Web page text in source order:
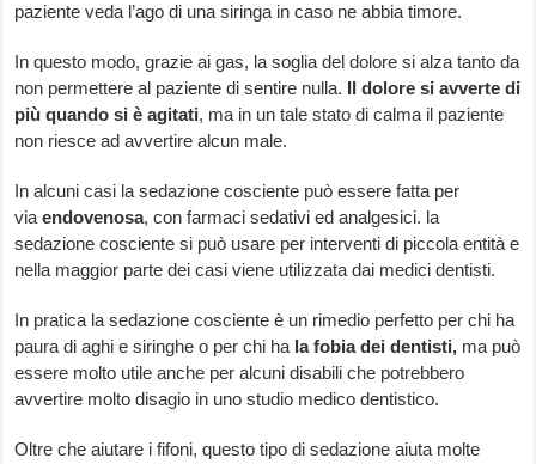
paziente veda l’ago di una siringa in caso ne abbia timore.
In questo modo, grazie ai gas, la soglia del dolore si alza tanto da
non permettere al paziente di sentire nulla. Il dolore si avverte di
più quando si è agitati, ma in un tale stato di calma il paziente
non riesce ad avvertire alcun male.
In alcuni casi la sedazione cosciente può essere fatta per
viaendovenosa, con farmaci sedativi ed analgesici. la
sedazione cosciente si può usare per interventi di piccola entità e
nella maggior parte dei casi viene utilizzata dai medici dentisti.
In pratica la sedazione cosciente è un rimedio perfetto per chi ha
paura di aghi e siringhe o per chi ha la fobia dei dentisti, ma può
essere molto utile anche per alcuni disabili che potrebbero
avvertire molto disagio in uno studio medico dentistico.
Oltre che aiutare i fifoni, questo tipo di sedazione aiuta molte